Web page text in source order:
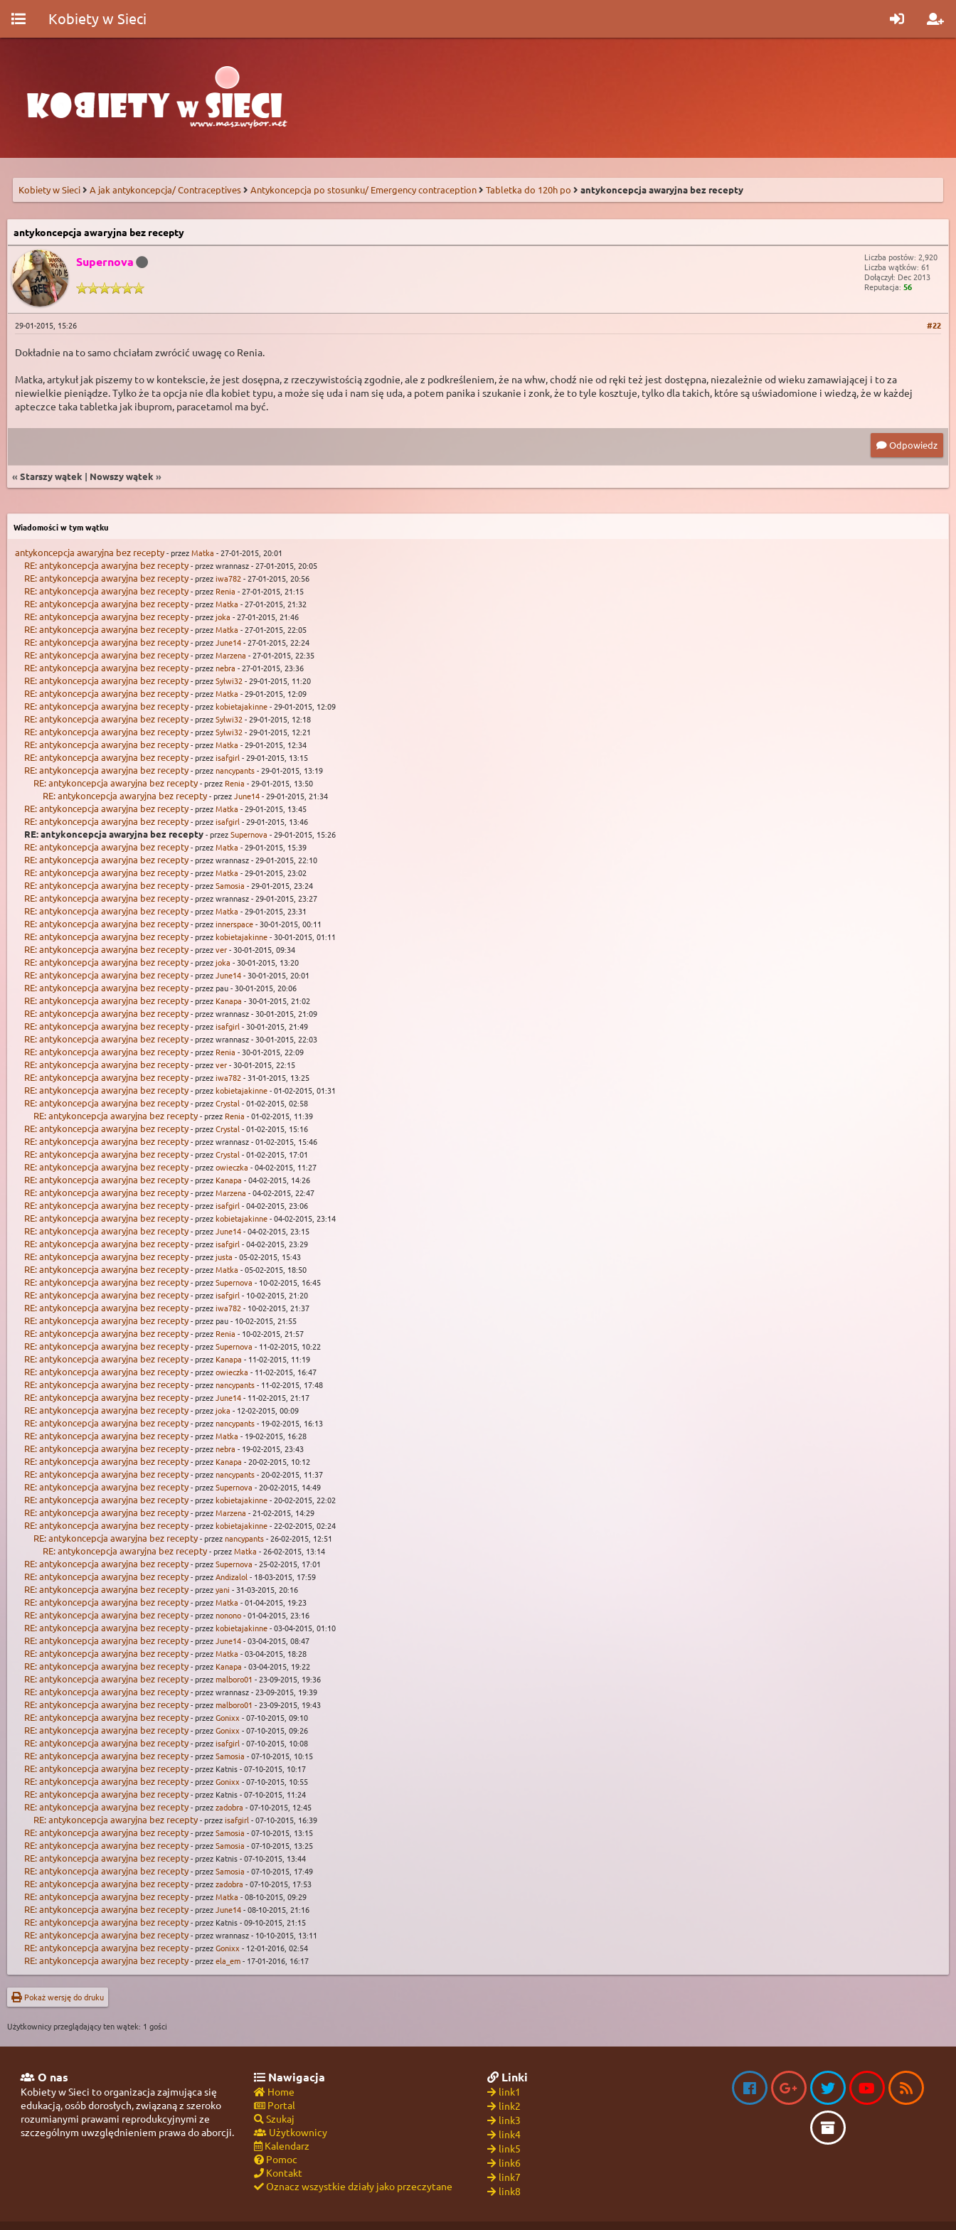
Kobiety w Sieci
Kobiety w Sieci A jak antykoncepcja/ Contraceptives Antykoncepcja po stosunku/ Emergency contraception Tabletka do 120h po antykoncepcja awaryjna bez recepty
antykoncepcja awaryjna bez recepty
Supernova
Liczba postów: 2,920
Liczba wątków: 61
Dołączył: Dec 2013
Reputacja: 56
#22
29-01-2015, 15:26
Dokładnie na to samo chciałam zwrócić uwagę co Renia.
Matka, artykuł jak piszemy to w kontekscie, że jest dosępna, z rzeczywistością zgodnie, ale z podkreśleniem, że na whw, chodź nie od ręki też jest dostępna, niezależnie od wieku zamawiającej i to za
niewielkie pieniądze. Tylko że ta opcja nie dla kobiet typu, a może się uda i nam się uda, a potem panika i szukanie i zonk, że to tyle kosztuje, tylko dla takich, które są uświadomione i wiedzą, że w każdej
apteczce taka tabletka jak ibuprom, paracetamol ma być.
Odpowiedz
« Starszy wątek | Nowszy wątek »
Wiadomości w tym wątku
antykoncepcja awaryjna bez recepty- przezMatka - 27-01-2015, 20:01
RE: antykoncepcja awaryjna bez recepty- przez wrannasz - 27-01-2015, 20:05
RE: antykoncepcja awaryjna bez recepty- przeziwa782 - 27-01-2015, 20:56
RE: antykoncepcja awaryjna bez recepty- przez Renia - 27-01-2015, 21:15
RE: antykoncepcja awaryjna bez recepty- przezMatka - 27-01-2015, 21:32
RE: antykoncepcja awaryjna bez recepty- przezjoka - 27-01-2015, 21:46
RE: antykoncepcja awaryjna bez recepty- przezMatka - 27-01-2015, 22:05
RE: antykoncepcja awaryjna bez recepty- przezJune14- 27-01-2015, 22:24
RE: antykoncepcja awaryjna bez recepty- przezMarzena - 27-01-2015, 22:35
RE: antykoncepcja awaryjna bez recepty- przeznebra - 27-01-2015, 23:36
RE: antykoncepcja awaryjna bez recepty- przezSylwi32 - 29-01-2015, 11:20
RE: antykoncepcja awaryjna bez recepty- przezMatka - 29-01-2015, 12:09
RE: antykoncepcja awaryjna bez recepty- przezkobietajakinne- 29-01-2015, 12:09
RE: antykoncepcja awaryjna bez recepty- przezSylwi32 - 29-01-2015, 12:18
RE: antykoncepcja awaryjna bez recepty- przezSylwi32 - 29-01-2015, 12:21
RE: antykoncepcja awaryjna bez recepty- przezMatka - 29-01-2015, 12:34
RE: antykoncepcja awaryjna bez recepty- przezisafgirl - 29-01-2015, 13:15
RE: antykoncepcja awaryjna bez recepty- przeznancypants- 29-01-2015, 13:19
RE: antykoncepcja awaryjna bez recepty- przez Renia - 29-01-2015, 13:50
RE: antykoncepcja awaryjna bez recepty- przezJune14- 29-01-2015, 21:34
RE: antykoncepcja awaryjna bez recepty- przezMatka - 29-01-2015, 13:45
RE: antykoncepcja awaryjna bez recepty- przezisafgirl - 29-01-2015, 13:46
RE: antykoncepcja awaryjna bez recepty- przezSupernova - 29-01-2015, 15:26
RE: antykoncepcja awaryjna bez recepty- przezMatka - 29-01-2015, 15:39
RE: antykoncepcja awaryjna bez recepty- przez wrannasz - 29-01-2015, 22:10
RE: antykoncepcja awaryjna bez recepty- przezMatka - 29-01-2015, 23:02
RE: antykoncepcja awaryjna bez recepty- przezSamosia - 29-01-2015, 23:24
RE: antykoncepcja awaryjna bez recepty- przez wrannasz - 29-01-2015, 23:27
RE: antykoncepcja awaryjna bez recepty- przezMatka - 29-01-2015, 23:31
RE: antykoncepcja awaryjna bez recepty- przezinnerspace- 30-01-2015, 00:11
RE: antykoncepcja awaryjna bez recepty- przezkobietajakinne- 30-01-2015, 01:11
RE: antykoncepcja awaryjna bez recepty- przezver- 30-01-2015, 09:34
RE: antykoncepcja awaryjna bez recepty- przezjoka - 30-01-2015, 13:20
RE: antykoncepcja awaryjna bez recepty- przezJune14- 30-01-2015, 20:01
RE: antykoncepcja awaryjna bez recepty- przez pau - 30-01-2015, 20:06
RE: antykoncepcja awaryjna bez recepty- przez Kanapa - 30-01-2015, 21:02
RE: antykoncepcja awaryjna bez recepty- przez wrannasz - 30-01-2015, 21:09
RE: antykoncepcja awaryjna bez recepty- przezisafgirl - 30-01-2015, 21:49
RE: antykoncepcja awaryjna bez recepty- przez wrannasz - 30-01-2015, 22:03
RE: antykoncepcja awaryjna bez recepty- przez Renia - 30-01-2015, 22:09
RE: antykoncepcja awaryjna bez recepty- przezver- 30-01-2015, 22:15
RE: antykoncepcja awaryjna bez recepty- przeziwa782 - 31-01-2015, 13:25
RE: antykoncepcja awaryjna bez recepty- przezkobietajakinne- 01-02-2015, 01:31
RE: antykoncepcja awaryjna bez recepty- przezCrystal - 01-02-2015, 02:58
RE: antykoncepcja awaryjna bez recepty- przez Renia - 01-02-2015, 11:39
RE: antykoncepcja awaryjna bez recepty- przezCrystal - 01-02-2015, 15:16
RE: antykoncepcja awaryjna bez recepty- przez wrannasz - 01-02-2015, 15:46
RE: antykoncepcja awaryjna bez recepty- przezCrystal - 01-02-2015, 17:01
RE: antykoncepcja awaryjna bez recepty- przezowieczka - 04-02-2015, 11:27
RE: antykoncepcja awaryjna bez recepty- przez Kanapa - 04-02-2015, 14:26
RE: antykoncepcja awaryjna bez recepty- przezMarzena - 04-02-2015, 22:47
RE: antykoncepcja awaryjna bez recepty- przezisafgirl - 04-02-2015, 23:06
RE: antykoncepcja awaryjna bez recepty- przezkobietajakinne- 04-02-2015, 23:14
RE: antykoncepcja awaryjna bez recepty- przezJune14- 04-02-2015, 23:15
RE: antykoncepcja awaryjna bez recepty- przezisafgirl - 04-02-2015, 23:29
RE: antykoncepcja awaryjna bez recepty- przezjusta - 05-02-2015, 15:43
RE: antykoncepcja awaryjna bez recepty- przezMatka - 05-02-2015, 18:50
RE: antykoncepcja awaryjna bez recepty- przezSupernova - 10-02-2015, 16:45
RE: antykoncepcja awaryjna bez recepty- przezisafgirl - 10-02-2015, 21:20
RE: antykoncepcja awaryjna bez recepty- przeziwa782 - 10-02-2015, 21:37
RE: antykoncepcja awaryjna bez recepty- przez pau - 10-02-2015, 21:55
RE: antykoncepcja awaryjna bez recepty- przez Renia - 10-02-2015, 21:57
RE: antykoncepcja awaryjna bez recepty- przezSupernova - 11-02-2015, 10:22
RE: antykoncepcja awaryjna bez recepty- przez Kanapa - 11-02-2015, 11:19
RE: antykoncepcja awaryjna bez recepty- przezowieczka - 11-02-2015, 16:47
RE: antykoncepcja awaryjna bez recepty- przeznancypants- 11-02-2015, 17:48
RE: antykoncepcja awaryjna bez recepty- przezJune14- 11-02-2015, 21:17
RE: antykoncepcja awaryjna bez recepty- przezjoka - 12-02-2015, 00:09
RE: antykoncepcja awaryjna bez recepty- przeznancypants- 19-02-2015, 16:13
RE: antykoncepcja awaryjna bez recepty- przezMatka - 19-02-2015, 16:28
RE: antykoncepcja awaryjna bez recepty- przeznebra - 19-02-2015, 23:43
RE: antykoncepcja awaryjna bez recepty- przez Kanapa - 20-02-2015, 10:12
RE: antykoncepcja awaryjna bez recepty- przeznancypants- 20-02-2015, 11:37
RE: antykoncepcja awaryjna bez recepty- przezSupernova - 20-02-2015, 14:49
RE: antykoncepcja awaryjna bez recepty- przezkobietajakinne- 20-02-2015, 22:02
RE: antykoncepcja awaryjna bez recepty- przezMarzena - 21-02-2015, 14:29
RE: antykoncepcja awaryjna bez recepty- przezkobietajakinne- 22-02-2015, 02:24
RE: antykoncepcja awaryjna bez recepty- przeznancypants- 26-02-2015, 12:51
RE: antykoncepcja awaryjna bez recepty- przezMatka - 26-02-2015, 13:14
RE: antykoncepcja awaryjna bez recepty- przezSupernova - 25-02-2015, 17:01
RE: antykoncepcja awaryjna bez recepty- przezAndizalol - 18-03-2015, 17:59
RE: antykoncepcja awaryjna bez recepty- przezyani - 31-03-2015, 20:16
RE: antykoncepcja awaryjna bez recepty- przezMatka - 01-04-2015, 19:23
RE: antykoncepcja awaryjna bez recepty- przeznonono- 01-04-2015, 23:16
RE: antykoncepcja awaryjna bez recepty- przezkobietajakinne- 03-04-2015, 01:10
RE: antykoncepcja awaryjna bez recepty- przezJune14- 03-04-2015, 08:47
RE: antykoncepcja awaryjna bez recepty- przezMatka - 03-04-2015, 18:28
RE: antykoncepcja awaryjna bez recepty- przez Kanapa - 03-04-2015, 19:22
RE: antykoncepcja awaryjna bez recepty- przezmalboro01 - 23-09-2015, 19:36
RE: antykoncepcja awaryjna bez recepty- przez wrannasz - 23-09-2015, 19:39
RE: antykoncepcja awaryjna bez recepty- przezmalboro01 - 23-09-2015, 19:43
RE: antykoncepcja awaryjna bez recepty- przezGonixx - 07-10-2015, 09:10
RE: antykoncepcja awaryjna bez recepty- przezGonixx - 07-10-2015, 09:26
RE: antykoncepcja awaryjna bez recepty- przezisafgirl - 07-10-2015, 10:08
RE: antykoncepcja awaryjna bez recepty- przezSamosia - 07-10-2015, 10:15
RE: antykoncepcja awaryjna bez recepty- przez Katnis - 07-10-2015, 10:17
RE: antykoncepcja awaryjna bez recepty- przezGonixx - 07-10-2015, 10:55
RE: antykoncepcja awaryjna bez recepty- przez Katnis - 07-10-2015, 11:24
RE: antykoncepcja awaryjna bez recepty- przezzadobra - 07-10-2015, 12:45
RE: antykoncepcja awaryjna bez recepty- przezisafgirl - 07-10-2015, 16:39
RE: antykoncepcja awaryjna bez recepty- przezSamosia - 07-10-2015, 13:15
RE: antykoncepcja awaryjna bez recepty- przezSamosia - 07-10-2015, 13:25
RE: antykoncepcja awaryjna bez recepty- przez Katnis - 07-10-2015, 13:44
RE: antykoncepcja awaryjna bez recepty- przezSamosia - 07-10-2015, 17:49
RE: antykoncepcja awaryjna bez recepty- przezzadobra - 07-10-2015, 17:53
RE: antykoncepcja awaryjna bez recepty- przezMatka - 08-10-2015, 09:29
RE: antykoncepcja awaryjna bez recepty- przezJune14- 08-10-2015, 21:16
RE: antykoncepcja awaryjna bez recepty- przez Katnis - 09-10-2015, 21:15
RE: antykoncepcja awaryjna bez recepty- przez wrannasz - 10-10-2015, 13:11
RE: antykoncepcja awaryjna bez recepty- przezGonixx - 12-01-2016, 02:54
RE: antykoncepcja awaryjna bez recepty- przezela_em- 17-01-2016, 16:17
Pokaż wersję do druku
Użytkownicy przeglądający ten wątek: 1 gości
O nas
Kobiety w Sieci to organizacja zajmująca się
edukacją, osób dorosłych, związaną z szeroko
rozumianymi prawami reprodukcyjnymi ze
szczególnym uwzględnieniem prawa do aborcji.
Nawigacja
Home
Portal
Szukaj
Użytkownicy
Kalendarz
Pomoc
Kontakt
Oznacz wszystkie działy jako przeczytane
Linki
link1
link2
link3
link4
link5
link6
link7
link8